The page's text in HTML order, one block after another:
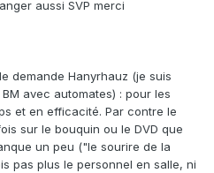
aussi SVP merci
demande Hanyrhauz (je suis
avec automates) : pour les
et en efficacité. Par contre le
sur le bouquin ou le DVD que
un peu ("le sourire de la
pas plus le personnel en salle, ni